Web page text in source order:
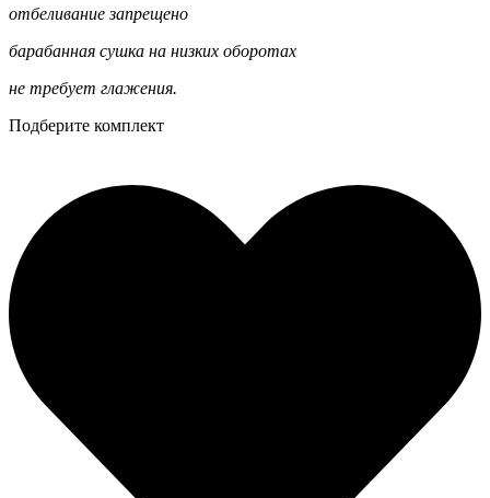
отбеливание запрещено
барабанная сушка на низких оборотах
не требует глажения.
Подберите комплект